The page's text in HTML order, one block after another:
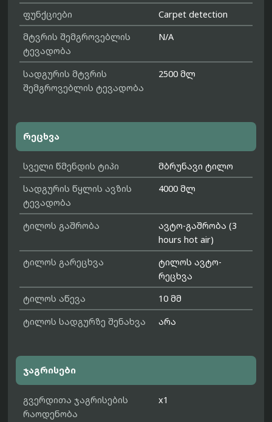
ფუნქციები
Carpet detection
მტვრის შემგროვებლის
ტევადობა
N/A
სადგურის მტვრის
შემგროვებლის ტევადობა
2500 მლ
რეცხვა
სველი წმენდის ტიპი
მბრუნავი ტილო
სადგურის წყლის ავზის
ტევადობა
4000 მლ
ტილოს გაშრობა
ავტო-გაშრობა (3
hours hot air)
ტილოს გარეცხვა
ტილოს ავტო-
რეცხვა
ტილოს აწევა
10 მმ
ტილოს სადგურზე შენახვა
არა
ჯაგრისები
გვერდითა ჯაგრისების
რაოდენობა
x1